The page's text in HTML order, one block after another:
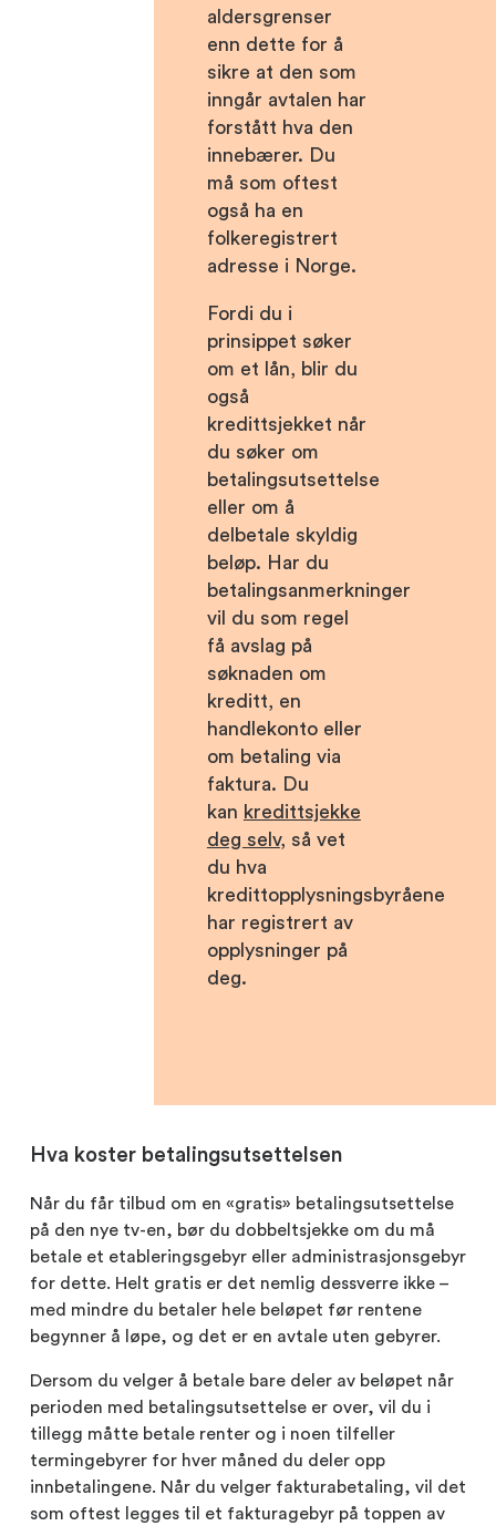
aldersgrenser
enn dette for å
sikre at den som
inngår avtalen har
forstått hva den
innebærer. Du
må som oftest
også ha en
folkeregistrert
adresse i Norge.
Fordi du i
prinsippet søker
om et lån, blir du
også
kredittsjekket når
du søker om
betalingsutsettelse
eller om å
delbetale skyldig
beløp. Har du
betalingsanmerkninger
vil du som regel
få avslag på
søknaden om
kreditt, en
handlekonto eller
om betaling via
faktura. Du
kan kredittsjekke
deg selv, så vet
du hva
kredittopplysningsbyråene
har registrert av
opplysninger på
deg.
Hva koster betalingsutsettelsen
Når du får tilbud om en «gratis» betalingsutsettelse
på den nye tv-en, bør du dobbeltsjekke om du må
betale et etableringsgebyr eller administrasjonsgebyr
for dette. Helt gratis er det nemlig dessverre ikke –
med mindre du betaler hele beløpet før rentene
begynner å løpe, og det er en avtale uten gebyrer.
Dersom du velger å betale bare deler av beløpet når
perioden med betalingsutsettelse er over, vil du i
tillegg måtte betale renter og i noen tilfeller
termingebyrer for hver måned du deler opp
innbetalingene. Når du velger fakturabetaling, vil det
som oftest legges til et fakturagebyr på toppen av